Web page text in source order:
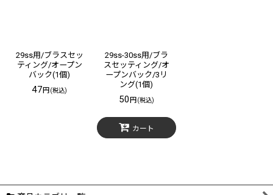
29ss用/ブラスセッ
ティング/オープン
バック(1個)
47円(税込)
29ss-30ss用/ブラ
スセッティング/オ
ープンバック/3リ
ング(1個)
50円(税込)
カート